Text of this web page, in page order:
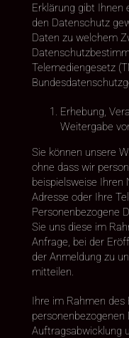
Erklärung gibt Ihnen
den Datenschutz
Daten zu welchem
Telemediengesetz
Erhebung,
Weitergabe
Sie können unsere
ohne dass wir
beispielsweise Ihren
Adresse oder Ihre
Personenbezogene
Sie uns diese im
Anfrage, bei der
der Anmeldung zu
mitteilen.
Ihre im Rahmen des
Auftragsabwicklung